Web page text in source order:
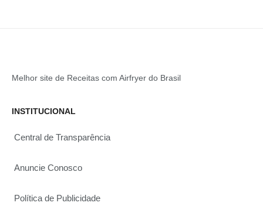
Melhor site de Receitas com Airfryer do Brasil
INSTITUCIONAL
Central de Transparência
Anuncie Conosco
Política de Publicidade